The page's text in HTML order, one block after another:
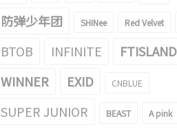
防弹少年团
SHINee Red Velvet
BTOB INFINITE FTISLAND
WINNER
EXID CNBLUE
SUPER JUNIOR BEAST A pink